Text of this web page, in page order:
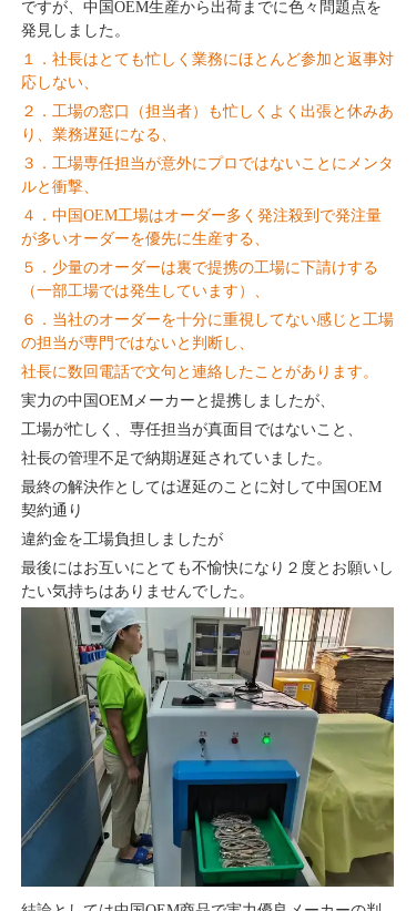
ですが、中国OEM生産から出荷までに色々問題点を
発見しました。
１．社長はとても忙しく業務にほとんど参加と返事対
応しない、
２．工場の窓口（担当者）も忙しくよく出張と休みあ
り、業務遅延になる、
３．工場専任担当が意外にプロではないことにメンタ
ルと衝撃、
４．中国OEM工場はオーダー多く発注殺到で発注量
が多いオーダーを優先に生産する、
５．少量のオーダーは裏で提携の工場に下請けする
（一部工場では発生しています）、
６．当社のオーダーを十分に重視してない感じと工場
の担当が専門ではないと判断し、
社長に数回電話で文句と連絡したことがあります。
実力の中国OEMメーカーと提携しましたが、
工場が忙しく、専任担当が真面目ではないこと、
社長の管理不足で納期遅延されていました。
最終の解決作としては遅延のことに対して中国OEM
契約通り
違約金を工場負担しましたが
最後にはお互いにとても不愉快になり２度とお願いし
たい気持ちはありませんでした。